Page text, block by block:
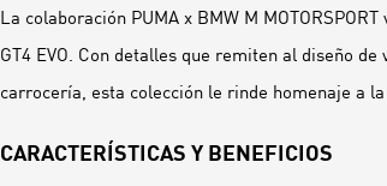
La colaboración PUMA x BMW M
GT4 EVO. Con detalles que remiten al diseño
carrocería, esta colección le rinde homenaje a
CARACTERÍSTICAS Y BENEFICIOS